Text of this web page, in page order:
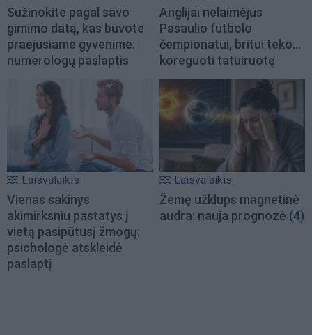
Sužinokite pagal savo
gimimo datą, kas buvote
praėjusiame gyvenime:
numerologų paslaptis
Anglijai nelaimėjus
Pasaulio futbolo
čempionatui, britui teko...
koreguoti tatuiruotę
Laisvalaikis
Vienas sakinys
akimirksniu pastatys į
vietą pasipūtusį žmogų:
psichologė atskleidė
paslaptį
Laisvalaikis
Žemę užklups magnetinė
audra: nauja prognozė (4)